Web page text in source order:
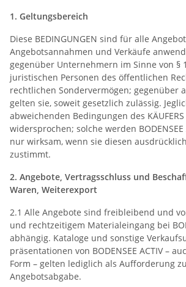
1. Geltungsbereich
Diese BEDINGUNGEN sind für alle
Angebotsannahmen und Verkäufe
gegenüber Unternehmern im Sinne von §
juristischen Personen des öffentlichen
rechtlichen Sondervermögen; gegenüber
gelten sie, soweit gesetzlich zulässig.
abweichenden Bedingungen des
widersprochen; solche werden BODENSEE
nur wirksam, wenn sie diesen
zustimmt.
2. Angebote, Vertragsschluss und
Waren, Weiterexport
2.1 Alle Angebote sind freibleibend und
und rechtzeitigem Materialeingang bei
abhängig. Kataloge und sonstige
präsentationen von BODENSEE ACTIV –
Form – gelten lediglich als Aufforderung
Angebotsabgabe.